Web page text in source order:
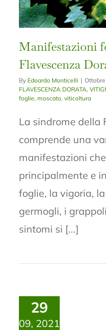
Manifestazioni
Flavescenza
By Edoardo Monticelli |
FLAVESCENZA DORATA,
foglie,moscato,viticoltura
La sindrome della
comprende una
manifestazioni
principalmente e
foglie, la vigoria,
germogli, i
sintomi si [...]
29
09, 2021